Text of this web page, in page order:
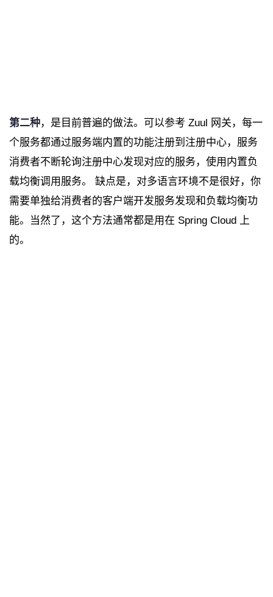
第二种，是目前普遍的做法。可以参考 Zuul 网关，每一
个服务都通过服务端内置的功能注册到注册中心，服务
消费者不断轮询注册中心发现对应的服务，使用内置负
载均衡调用服务。 缺点是，对多语言环境不是很好，你
需要单独给消费者的客户端开发服务发现和负载均衡功
能。当然了，这个方法通常都是用在 Spring Cloud 上
的。